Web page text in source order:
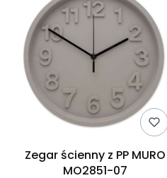
Zegar ścienny z PP MURO
MO2851-07